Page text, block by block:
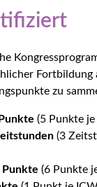
der
Fortbildung
zu
(5 Punkte je
(3
Punkte (6 Punkte